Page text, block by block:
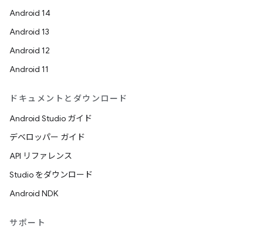
Android 14
Android 13
Android 12
Android 11
ドキュメントとダウンロード
Android Studio ガイド
デベロッパー ガイド
API リファレンス
Studio をダウンロード
Android NDK
サポート